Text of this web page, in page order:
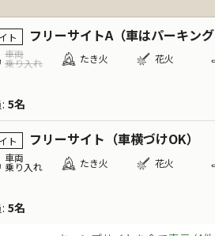
ト フリーサイトA（車はパーキン
車両
乗り入れ たき火
花火
: 5名
ト フリーサイト（車横づけOK）
車両
乗り入れ たき火
花火
: 5名